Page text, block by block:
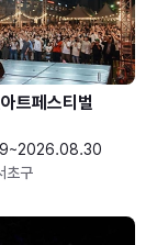
트페스티벌
초구